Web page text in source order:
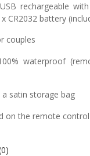
rechargeable
CR2032 battery
couples
waterproof
satin storage bag
on the remote control